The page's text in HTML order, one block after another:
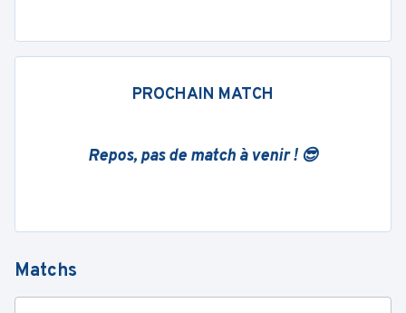
PROCHAIN MATCH
Repos, pas de match à venir ! 😎
Matchs